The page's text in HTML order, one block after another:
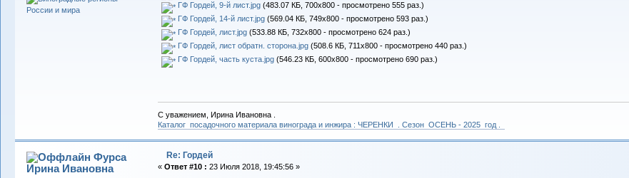
ГФ Гордей, 9-й лист.jpg(483.07 КБ, 700x800 - просмотрено 555 раз.)
ГФ Гордей, 14-й лист.jpg(569.04 КБ, 749x800 - просмотрено 593 раз.)
ГФ Гордей, лист.jpg(533.88 КБ, 732x800 - просмотрено 624 раз.)
ГФ Гордей, лист обратн. сторона.jpg(508.6 КБ, 711x800 - просмотрено 440 раз.)
ГФ Гордей, часть куста.jpg(546.23 КБ, 600x800 - просмотрено 690 раз.)
С уважением, Ирина Ивановна .
Каталог посадочного материала винограда и инжира : ЧЕРЕНКИ . Сезон ОСЕНЬ - 2025 год .
Фурса
Ирина Ивановна
Re: Гордей
« Ответ #10 : 23 Июля 2018, 19:45:56 »